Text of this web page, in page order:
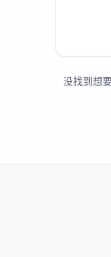
没找到想